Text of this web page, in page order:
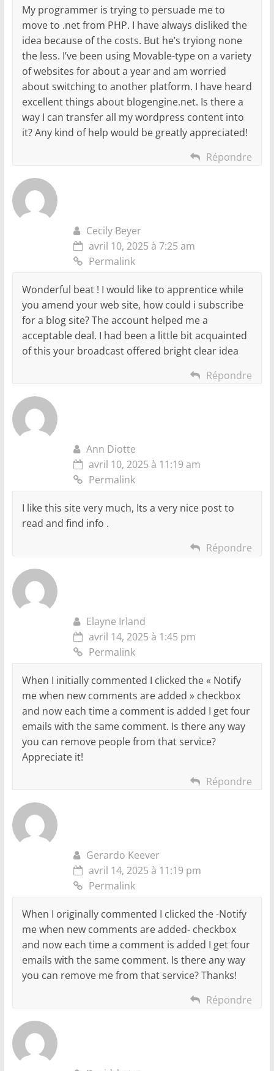
My programmer is trying to persuade me to
move to .net from PHP. I have always disliked the
idea because of the costs. But he’s tryiong none
the less. I’ve been using Movable-type on a variety
of websites for about a year and am worried
about switching to another platform. I have heard
excellent things about blogengine.net. Is there a
way I can transfer all my wordpress content into
it? Any kind of help would be greatly appreciated!
Répondre
Cecily Beyer
avril 10, 2025 à 7:25 am
Permalink
Wonderful beat ! I would like to apprentice while
you amend your web site, how could i subscribe
for a blog site? The account helped me a
acceptable deal. I had been a little bit acquainted
of this your broadcast offered bright clear idea
Répondre
Ann Diotte
avril 10, 2025 à 11:19 am
Permalink
I like this site very much, Its a very nice post to
read and find info .
Répondre
Elayne Irland
avril 14, 2025 à 1:45 pm
Permalink
When I initially commented I clicked the « Notify
me when new comments are added » checkbox
and now each time a comment is added I get four
emails with the same comment. Is there any way
you can remove people from that service?
Appreciate it!
Répondre
Gerardo Keever
avril 14, 2025 à 11:19 pm
Permalink
When I originally commented I clicked the -Notify
me when new comments are added- checkbox
and now each time a comment is added I get four
emails with the same comment. Is there any way
you can remove me from that service? Thanks!
Répondre